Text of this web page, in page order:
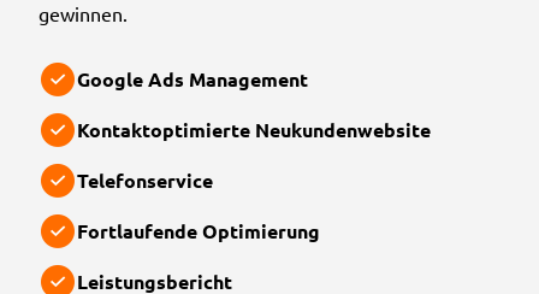
gewinnen.
Google Ads Management
Kontaktoptimierte Neukundenwebsite
Telefonservice
Fortlaufende Optimierung
Leistungsbericht